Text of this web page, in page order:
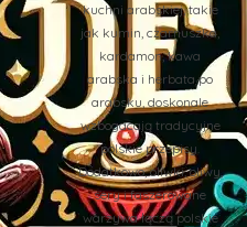
kuchni arabskiej, takie
jak kumin, czarnuszka,
kardamon, kawa
arabska i herbata po
arabsku, doskonale
wzbogacają tradycyjne
polskie przepisy.
Dodatkowo, oliwki, oliwy,
sery i faszerowane
warzywa łączą polskie